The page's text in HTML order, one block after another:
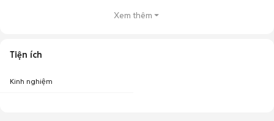
Xem thêm
Tiện ích
Kinh nghiệm